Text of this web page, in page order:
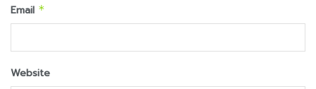
Email *
Website